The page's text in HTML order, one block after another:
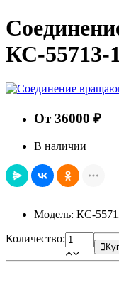
КС-55713-
От 36000 ₽
В наличии
Модель: КС-
Количество: